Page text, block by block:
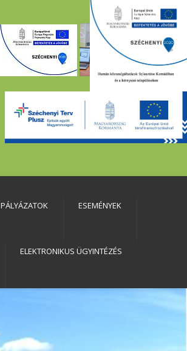
PÁLYÁZATOK ESEMÉNYEK
ELEKTRONIKUS ÜGYINTÉZÉS